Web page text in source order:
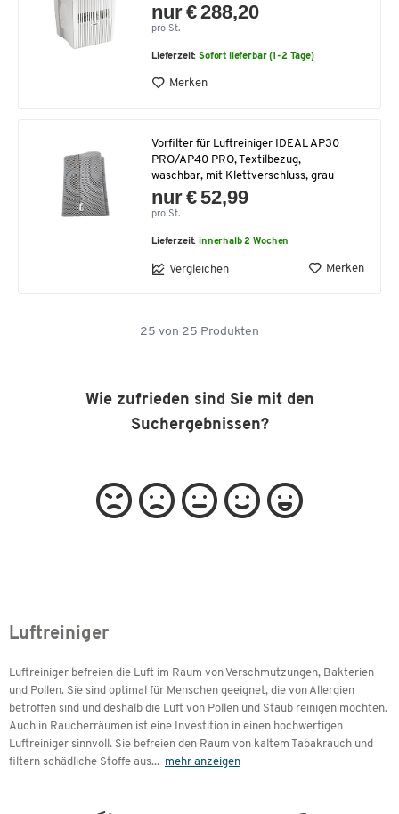
nur € 288,20
pro St.
Lieferzeit:Sofort lieferbar (1-2 Tage)
Merken
Vorfilter für Luftreiniger IDEAL AP30
PRO/AP40 PRO, Textilbezug,
waschbar, mit Klettverschluss, grau
nur € 52,99
pro St.
Lieferzeit:innerhalb 2 Wochen
Vergleichen Merken
25 von 25 Produkten
Wie zufrieden sind Sie mit den
Suchergebnissen?
Luftreiniger
Luftreiniger befreien die Luft im Raum von Verschmutzungen, Bakterien
und Pollen. Sie sind optimal für Menschen geeignet, die von Allergien
betroffen sind und deshalb die Luft von Pollen und Staub reinigen möchten.
Auch in Raucherräumen ist eine Investition in einen hochwertigen
Luftreiniger sinnvoll. Sie befreien den Raum von kaltem Tabakrauch und
filtern schädliche Stoffe aus... mehr anzeigen